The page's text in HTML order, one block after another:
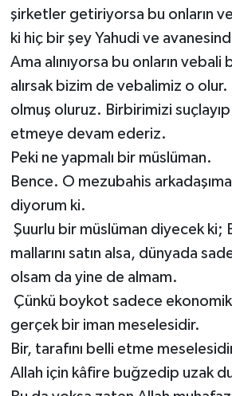
şirketler getiriyorsa bu onların
ki hiç bir şey Yahudi ve
Ama alınıyorsa bu onların
alırsak bizim de vebalimiz o
olmuş oluruz. Birbirimizi
etmeye devam ederiz.
Peki ne yapmalı bir müslüman.
Bence. O mezubahis
diyorum ki.
Şuurlu bir müslüman diyecek ki;
mallarını satın alsa, dünyada
olsam da yine de almam.
Çünkü boykot sadece
gerçek bir iman meselesidir.
Bir, tarafını belli etme
Allah için kâfire buğzedip uzak